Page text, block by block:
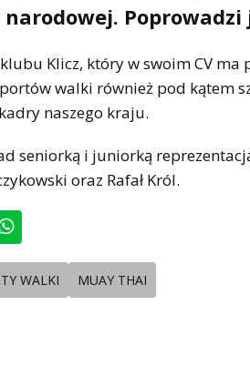
Klicz, który w swoim CV
walki również pod kątem
naszego kraju.
seniorką i juniorką
oraz Rafał Król.
WALKI MUAY THAI